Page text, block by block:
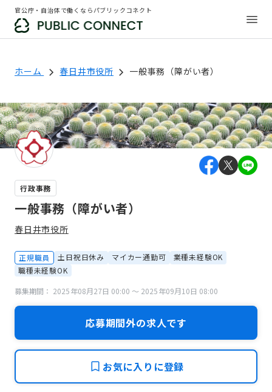
官公庁・自治体で働くならパブリックコネクト
ホーム 春日井市役所 一般事務（障がい者）
行政事務
一般事務（障がい者）
春日井市役所
正規職員 土日祝日休み マイカー通勤可
業種未経験OK
職種未経験OK
募集期間： 2025年08月27日 00:00 〜 2025年09月10日 08:00
応募期間外の求人です
お気に入りに登録